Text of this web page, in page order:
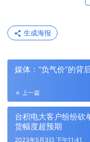
生成海报
媒体：“负气价”的背
上一篇
台积电大客户纷纷砍
货幅度超预期
2023年5月3日 下午11:41